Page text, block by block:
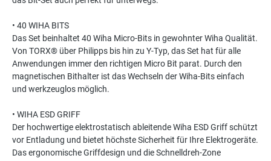
• 40 WIHA BITS
Das Set beinhaltet 40 Wiha Micro-Bits in gewohnter Wiha Qualität.
Von TORX® über Philipps bis hin zu Y-Typ, das Set hat für alle
Anwendungen immer den richtigen Micro Bit parat. Durch den
magnetischen Bithalter ist das Wechseln der Wiha-Bits einfach
und werkzeuglos möglich.
• WIHA ESD GRIFF
Der hochwertige elektrostatisch ableitende Wiha ESD Griff schützt
vor Entladung und bietet höchste Sicherheit für Ihre Elektrogeräte.
Das ergonomische Griffdesign und die Schnelldreh-Zone